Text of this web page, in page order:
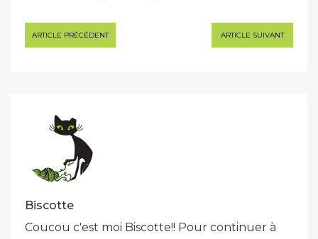
Navigation
de
ARTICLE PRÉCÉDENT ARTICLE SUIVANT
Biscotte
Coucou c'est moi Biscotte!! Pour continuer à